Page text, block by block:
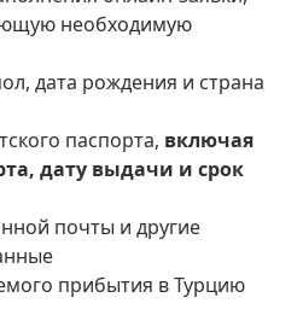
необходимую
дата рождения и страна
паспорта, включая
дату выдачи и срок
почты и другие
прибытия в Турцию